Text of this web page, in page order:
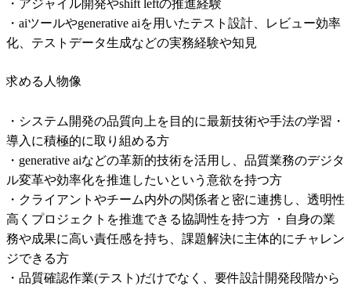
・アジャイル開発やshift leftの推進経験
・aiツールやgenerative aiを用いたテスト設計、レビュー効率
化、テストデータ生成などの実務経験や知見
求める人物像
・システム開発の品質向上を目的に最新技術や手法の学習・
導入に積極的に取り組める方
・generative aiなどの革新的技術を活用し、品質業務のデジタ
ル変革や効率化を推進したいという意欲を持つ方
・クライアントやチーム内外の関係者と密に連携し、透明性
高くプロジェクトを推進できる協調性を持つ方 ・自身の業
務や成果に高い責任感を持ち、課題解決に主体的にチャレン
ジできる方
・品質確認作業(テスト)だけでなく、要件設計開発段階から